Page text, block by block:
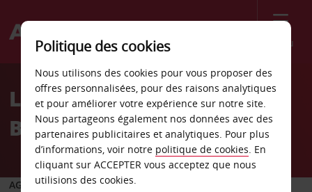
Menu
Welcome
AvisLocation de voiture Bora
Bora
AGENCE DE DÉPART
Politique des cookies
Nous utilisons des cookies pour vous proposer des
offres personnalisées, pour des raisons analytiques
et pour améliorer votre expérience sur notre site.
Nous partageons également nos données avec des
partenaires publicitaires et analytiques. Pour plus
d’informations, voir notre politique de cookies. En
cliquant sur ACCEPTER vous acceptez que nous
utilisions des cookies.